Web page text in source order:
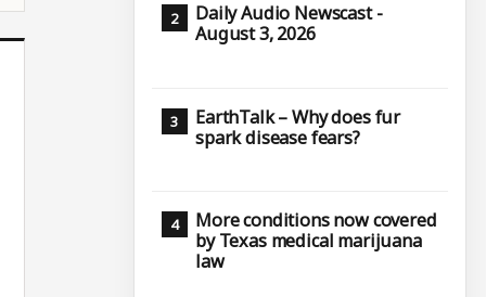
Daily Audio Newscast -
August 3, 2026
EarthTalk – Why does fur
spark disease fears?
More conditions now covered
by Texas medical marijuana
law